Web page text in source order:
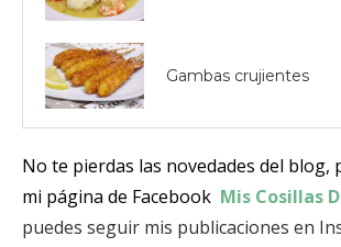
Gambas crujientes
No te pierdas las novedades del blog,
mi página de Facebook Mis Cosillas
puedes seguir mis publicaciones en